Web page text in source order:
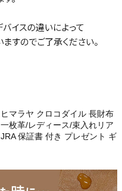
マラヤ クロコダイル 長財布
枚革/レディース/束入れリア
保証書 付き プレゼント ギ